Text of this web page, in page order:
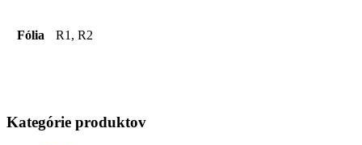
Fólia R1, R2
Kategórie produktov